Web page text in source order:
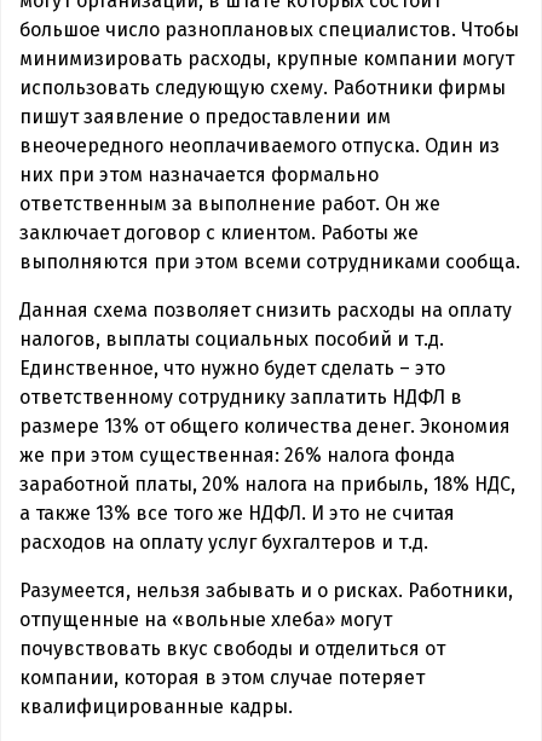
большое число разноплановых специалистов. Чтобы
минимизировать расходы, крупные компании могут
использовать следующую схему. Работники фирмы
пишут заявление о предоставлении им
внеочередного неоплачиваемого отпуска. Один из
них при этом назначается формально
ответственным за выполнение работ. Он же
заключает договор с клиентом. Работы же
выполняются при этом всеми сотрудниками сообща.
Данная схема позволяет снизить расходы на оплату
налогов, выплаты социальных пособий и т.д.
Единственное, что нужно будет сделать – это
ответственному сотруднику заплатить НДФЛ в
размере 13% от общего количества денег. Экономия
же при этом существенная: 26% налога фонда
заработной платы, 20% налога на прибыль, 18% НДС,
а также 13% все того же НДФЛ. И это не считая
расходов на оплату услуг бухгалтеров и т.д.
Разумеется, нельзя забывать и о рисках. Работники,
отпущенные на «вольные хлеба» могут
почувствовать вкус свободы и отделиться от
компании, которая в этом случае потеряет
квалифицированные кадры.